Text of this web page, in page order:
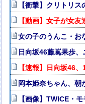
【衝撃】クリトリ
【動画】女子が女
女の子のうんこ・お
日向坂46藤嶌果歩
【速報】日向坂46
岡本姫奈ちゃん、
【画像】TWICE・